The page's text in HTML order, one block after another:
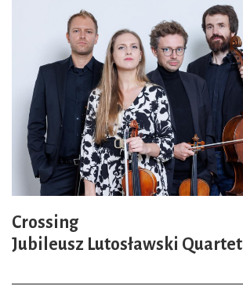
Crossing
Jubileusz Lutosławski Quartet